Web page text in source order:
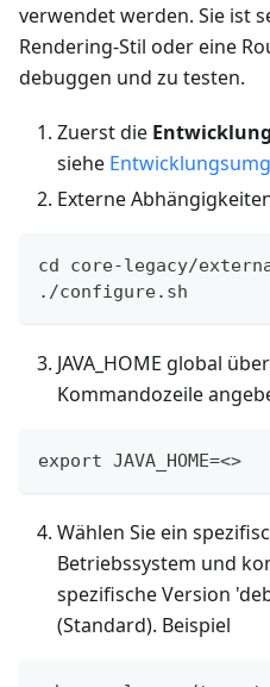
verwendet werden. Sie ist
Rendering-Stil oder eine
debuggen und zu testen.
Zuerst die
siehe
Externe
cd core-legacy/
./configure.sh
JAVA_HOME global
Kommandozeile
export JAVA_HOME=<>
Wählen Sie ein
Betriebssystem und
spezifische Version
(Standard). Beispiel